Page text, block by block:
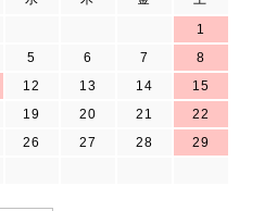
1
5 6 7
8
12 13 14
15
19 20 21
22
26 27 28
29